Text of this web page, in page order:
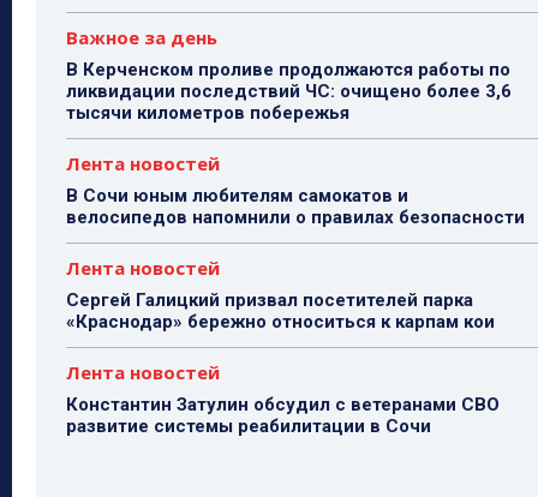
Важное за день
В Керченском проливе продолжаются работы по
ликвидации последствий ЧС: очищено более 3,6
тысячи километров побережья
Лента новостей
В Сочи юным любителям самокатов и
велосипедов напомнили о правилах безопасности
Лента новостей
Сергей Галицкий призвал посетителей парка
«Краснодар» бережно относиться к карпам кои
Лента новостей
Константин Затулин обсудил с ветеранами СВО
развитие системы реабилитации в Сочи